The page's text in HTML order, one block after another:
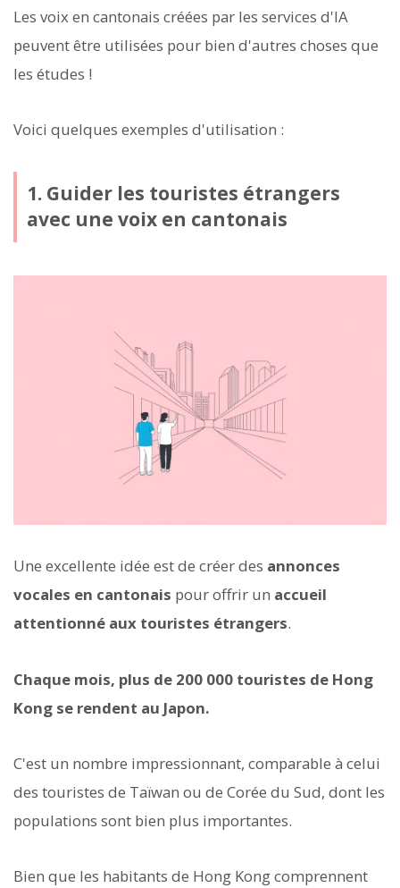
Les voix en cantonais créées par les services d'IA
peuvent être utilisées pour bien d'autres choses que
les études !
Voici quelques exemples d'utilisation :
1. Guider les touristes étrangers
avec une voix en cantonais
Une excellente idée est de créer des annonces
vocales en cantonais pour offrir un accueil
attentionné aux touristes étrangers.
Chaque mois, plus de 200 000 touristes de Hong
Kong se rendent au Japon.
C'est un nombre impressionnant, comparable à celui
des touristes de Taïwan ou de Corée du Sud, dont les
populations sont bien plus importantes.
Bien que les habitants de Hong Kong comprennent